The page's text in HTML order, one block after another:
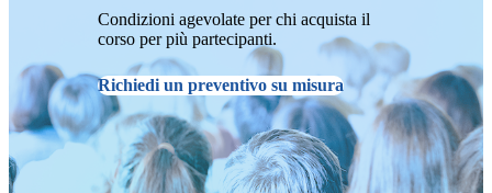
Condizioni agevolate per chi acquista il
corso per più partecipanti.
Richiedi un preventivo su misura